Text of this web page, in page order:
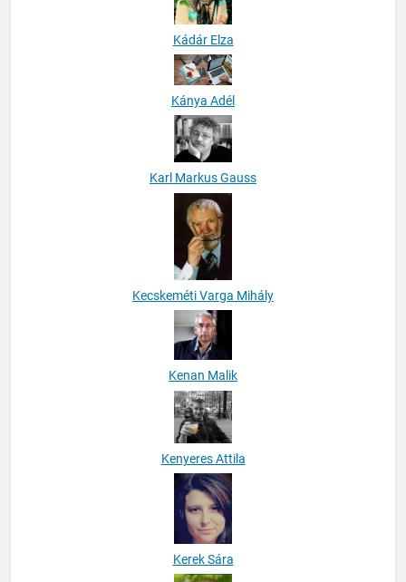
Kádár Elza
Kánya Adél
Karl Markus Gauss
Kecskeméti Varga Mihály
Kenan Malik
Kenyeres Attila
Kerek Sára